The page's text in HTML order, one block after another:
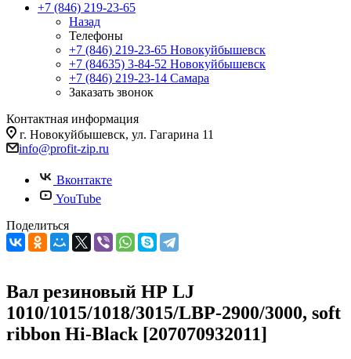
+7 (846) 219-23-65
Назад
Телефоны
+7 (846) 219-23-65 Новокуйбышевск
+7 (84635) 3-84-52 Новокуйбышевск
+7 (846) 219-23-14 Самара
Заказать звонок
Контактная информация
г. Новокуйбышевск, ул. Гагарина 11
info@profit-zip.ru
Вконтакте
YouTube
Поделиться
Вал резиновый НР LJ
1010/1015/1018/3015/LBP-2900/3000, soft
ribbon Hi-Black [207070932011]